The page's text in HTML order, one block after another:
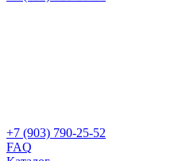
+7 (903) 790-25-52
FAQ